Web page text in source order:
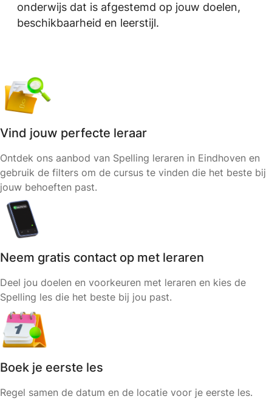
onderwijs dat is afgestemd op jouw doelen,
beschikbaarheid en leerstijl.
Vind jouw perfecte leraar
Ontdek ons aanbod van Spelling leraren in Eindhoven en
gebruik de filters om de cursus te vinden die het beste bij
jouw behoeften past.
Neem gratis contact op met leraren
Deel jou doelen en voorkeuren met leraren en kies de
Spelling les die het beste bij jou past.
Boek je eerste les
Regel samen de datum en de locatie voor je eerste les.